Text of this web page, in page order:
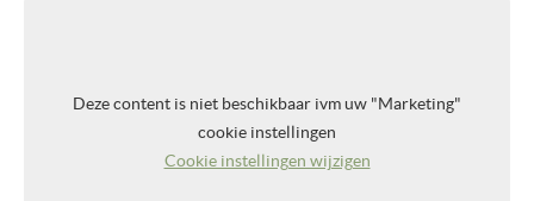
Deze content is niet beschikbaar ivm uw "Marketing"
cookie instellingen
Cookie instellingen wijzigen